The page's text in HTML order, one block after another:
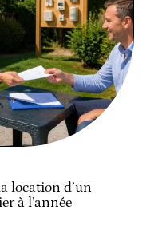
location d’un
à l’année